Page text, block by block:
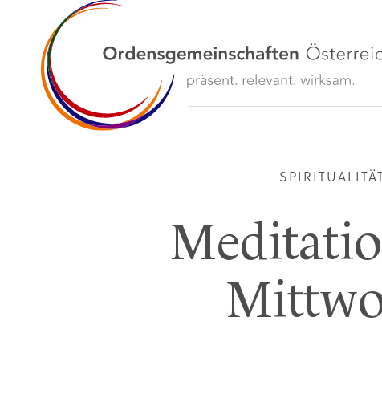
SPIRITUALITÄT